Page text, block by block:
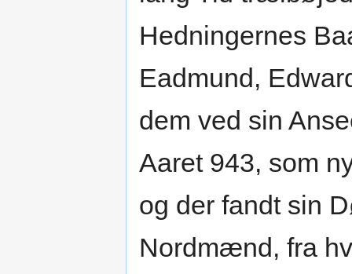
Hedningernes
Eadmund,
dem ved sin
Aaret 943, som
og der fandt sin
Nordmænd, fra